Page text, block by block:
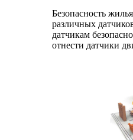
Безопасность
различных
датчикам
отнести датчики